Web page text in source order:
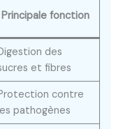
Principale fonction
des
et fibres
contre
pathogènes